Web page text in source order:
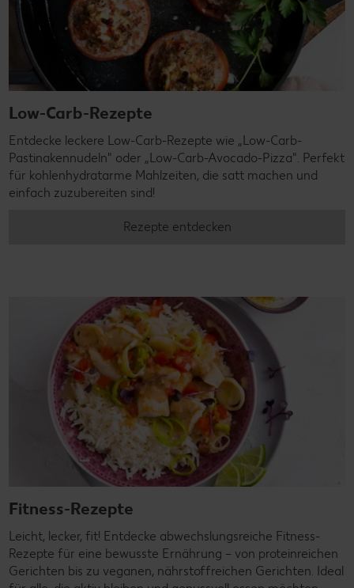
Low-Carb-Rezepte
Entdecke leckere Low-Carb-Rezepte wie „Low-Carb-
Pastinakennudeln" oder „Low-Carb-Avocado-Pizza". Perfekt
für kohlenhydratarme Mahlzeiten, die satt machen und
einfach zuzubereiten sind!
Rezepte entdecken
Fitness-Rezepte
Leicht, lecker, fit! Entdecke abwechslungsreiche Fitness-
Rezepte für eine bewusste Ernährung – von proteinreichen
Gerichten bis zu veganen, nährstoffreichen Gerichten. Ideal